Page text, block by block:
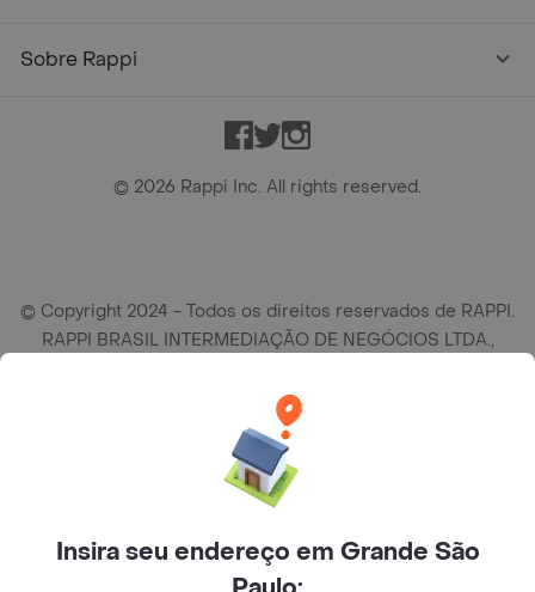
Sobre Rappi
Facebook
TwitterInstagram
© 2026 Rappi Inc. All rights reserved.
© Copyright 2024 - Todos os direitos reservados de RAPPI.
RAPPI BRASIL INTERMEDIAÇÃO DE NEGÓCIOS LTDA.,
conj. 91, Lado A, Cerqueira Cesar, São Paulo/SP CEP. 01414-
905, CNPJ/MF n° 26.900.161/0001-25.
Insira seu endereço em Grande São